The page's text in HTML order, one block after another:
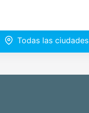
Todas las ciudades